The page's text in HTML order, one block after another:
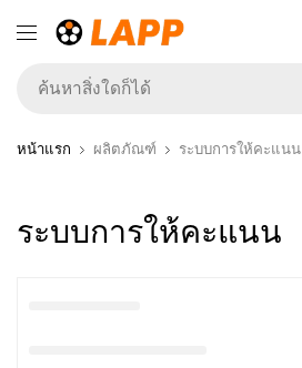
หน้าแรก ผลิตภัณฑ์ ระบบการให้คะแนน
ระบบการให้คะแนน